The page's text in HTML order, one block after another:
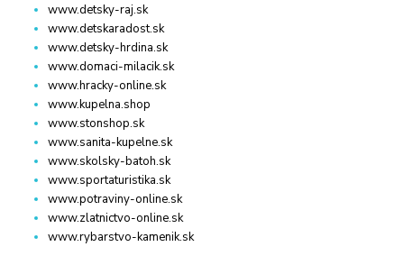
www.detsky-raj.sk
www.detskaradost.sk
www.detsky-hrdina.sk
www.domaci-milacik.sk
www.hracky-online.sk
www.kupelna.shop
www.stonshop.sk
www.sanita-kupelne.sk
www.skolsky-batoh.sk
www.sportaturistika.sk
www.potraviny-online.sk
www.zlatnictvo-online.sk
www.rybarstvo-kamenik.sk